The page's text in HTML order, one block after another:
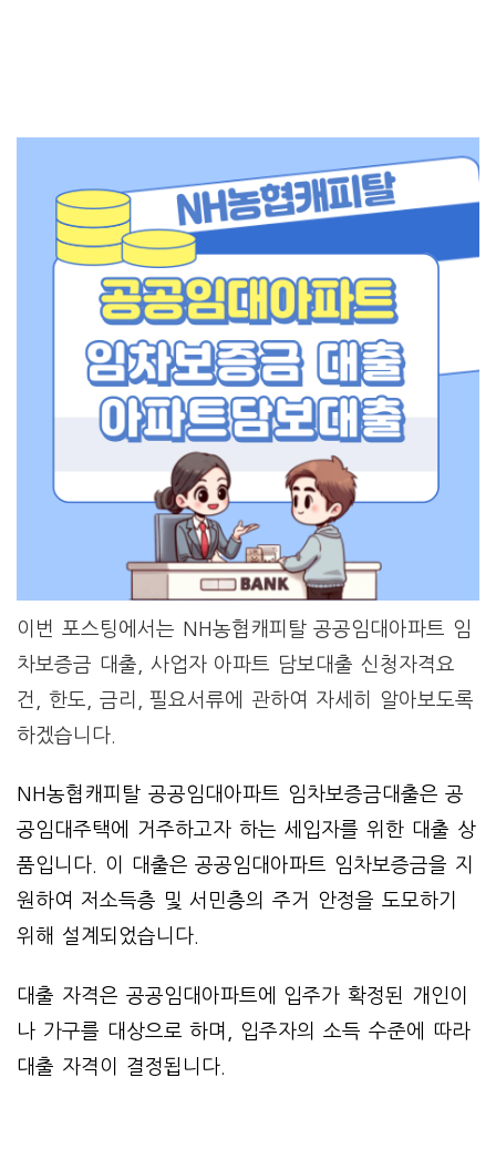
이번 포스팅에서는 NH농협캐피탈 공공임대아파트 임
차보증금 대출, 사업자 아파트 담보대출 신청자격요
건, 한도, 금리, 필요서류에 관하여 자세히 알아보도록
하겠습니다.
NH농협캐피탈 공공임대아파트 임차보증금대출은 공
공임대주택에 거주하고자 하는 세입자를 위한 대출 상
품입니다. 이 대출은 공공임대아파트 임차보증금을 지
원하여 저소득층 및 서민층의 주거 안정을 도모하기
위해 설계되었습니다.
대출 자격은 공공임대아파트에 입주가 확정된 개인이
나 가구를 대상으로 하며, 입주자의 소득 수준에 따라
대출 자격이 결정됩니다.